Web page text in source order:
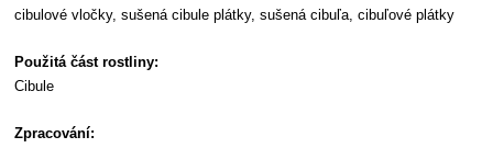
cibulové vločky, sušená cibule plátky, sušená cibuľa, cibuľové plátky
Použitá část rostliny:
Cibule
Zpracování: